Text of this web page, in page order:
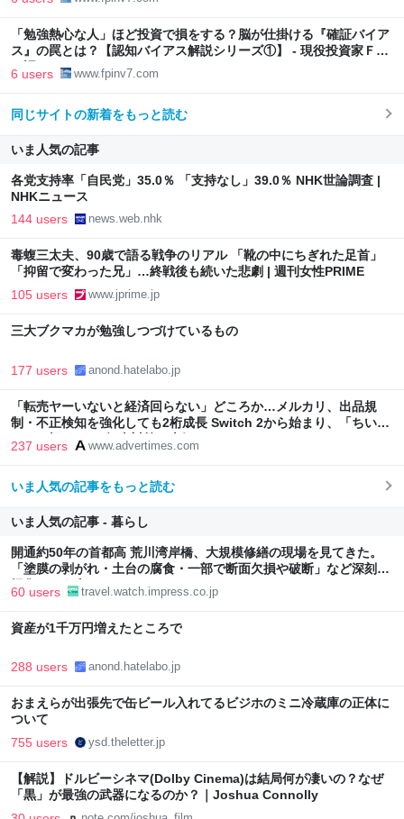
「勉強熱心な人」ほど投資で損をする？脳が仕掛ける『確証バイア
ス』の罠とは？【認知バイアス解説シリーズ①】 - 現役投資家ＦＰ
が語る
6 users www.fpinv7.com
同じサイトの新着をもっと読む
いま人気の記事
各党支持率「自民党」35.0％ 「支持なし」39.0％ NHK世論調査 |
NHKニュース
144 users news.web.nhk
毒蝮三太夫、90歳で語る戦争のリアル 「靴の中にちぎれた足首」
「抑留で変わった兄」…終戦後も続いた悲劇 | 週刊女性PRIME
105 users www.jprime.jp
三大ブクマカが勉強しつづけているもの
177 users anond.hatelabo.jp
「転売ヤーいないと経済回らない」どころか…メルカリ、出品規
制・不正検知を強化しても2桁成長 Switch 2から始まり、「ちいか
わ」で極まった“転売対策の本気”
237 users www.advertimes.com
いま人気の記事をもっと読む
いま人気の記事 - 暮らし
開通約50年の首都高 荒川湾岸橋、大規模修繕の現場を見てきた。
「塗膜の剥がれ・土台の腐食・一部で断面欠損や破断」など深刻な
損傷、どう直す？
60 users travel.watch.impress.co.jp
資産が1千万円増えたところで
288 users anond.hatelabo.jp
おまえらが出張先で缶ビール入れてるビジホのミニ冷蔵庫の正体に
ついて
755 users ysd.theletter.jp
【解説】ドルビーシネマ(Dolby Cinema)は結局何が凄いの？なぜ
「黒」が最強の武器になるのか？｜Joshua Connolly